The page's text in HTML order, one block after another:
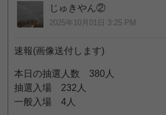
じゅきやん②
2025年10月01日 3:25 PM
速報(画像送付します)
本日の抽選人数 380人
抽選入場 232人
一般入場 4人